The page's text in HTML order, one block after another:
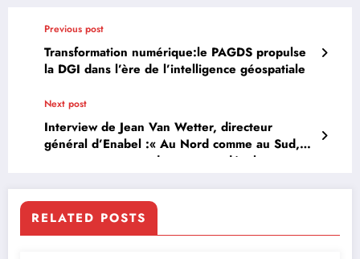
Previous post
Transformation numérique:le PAGDS propulse
la DGI dans l’ère de l’intelligence géospatiale
Next post
Interview de Jean Van Wetter, directeur
général d’Enabel :« Au Nord comme au Sud,
nous sommes tous des pays en développement
RELATED POSTS